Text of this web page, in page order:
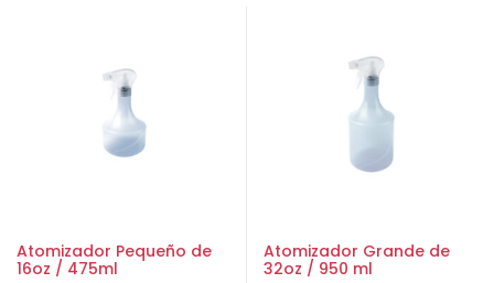
Atomizador Pequeño de
16oz / 475ml
Atomizador Grande de
32oz / 950 ml